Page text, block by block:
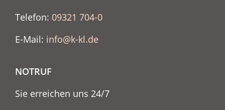
Telefon: 09321 704-0
E-Mail: info@k-kl.de
NOTRUF
Sie erreichen uns 24/7